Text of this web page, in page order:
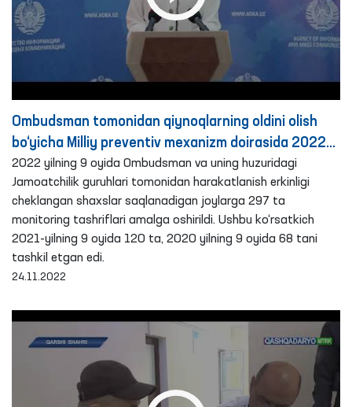
Ombudsman tomonidan qiynoqlarning oldini olish
bo‘yicha Milliy preventiv mexanizm doirasida 2022
yilning 9 oyida amalga oshirilgan monitoring
tashriflari bo‘yicha brifing
2022 yilning 9 oyida Ombudsman va uning huzuridagi
Jamoatchilik guruhlari tomonidan harakatlanish erkinligi
cheklangan shaxslar saqlanadigan joylarga 297 ta
monitoring tashriflari amalga oshirildi. Ushbu ko‘rsatkich
2021-yilning 9 oyida 120 ta, 2020 yilning 9 oyida 68 tani
tashkil etgan edi.
24.11.2022